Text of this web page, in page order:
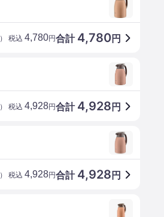
合計 4,780円
） 税込 4,780円
合計 4,928 円
） 税込 4,928円
合計 4,928 円
） 税込 4,928円